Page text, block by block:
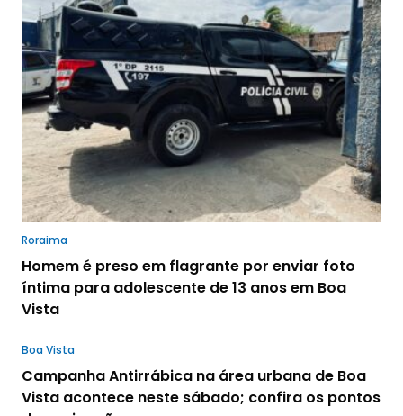
Roraima
Homem é preso em flagrante por enviar foto
íntima para adolescente de 13 anos em Boa
Vista
Boa Vista
Campanha Antirrábica na área urbana de Boa
Vista acontece neste sábado; confira os pontos